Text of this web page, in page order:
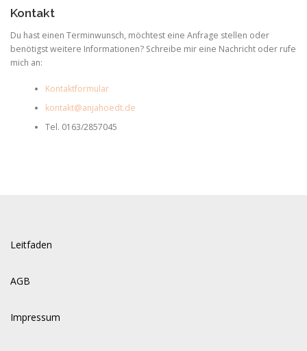
Kontakt
Du hast einen Terminwunsch, möchtest eine Anfrage stellen oder
benötigst weitere Informationen? Schreibe mir eine Nachricht oder rufe
mich an:
Kontaktformular
kontakt@anjahoedt.de
Tel. 0163/2857045
Leitfaden
AGB
Impressum